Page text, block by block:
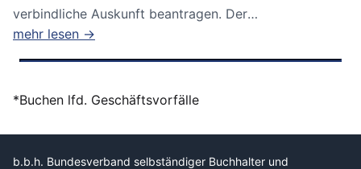
verbindliche Auskunft beantragen. Der
Bundesfinanzhof...
mehr lesen →
*Buchen lfd. Geschäftsvorfälle
b.b.h. Bundesverband selbständiger Buchhalter und